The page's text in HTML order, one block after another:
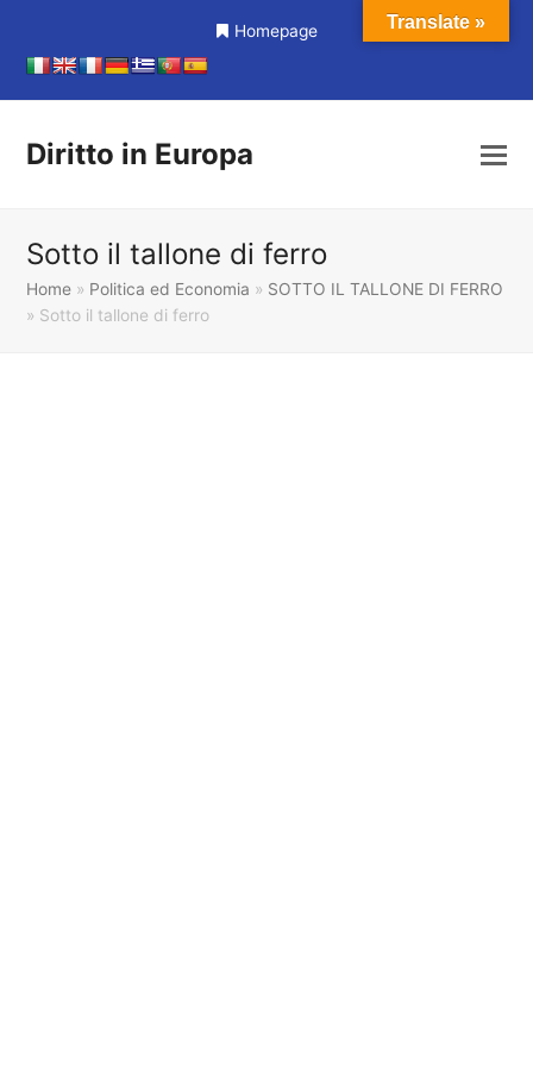
Homepage
Diritto in Europa
Sotto il tallone di ferro
Home » Politica ed Economia » SOTTO IL TALLONE DI FERRO
» Sotto il tallone di ferro
Translate »